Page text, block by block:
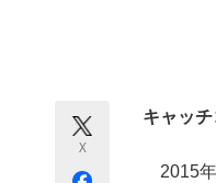
ちょ
X
キャッチ
2015年